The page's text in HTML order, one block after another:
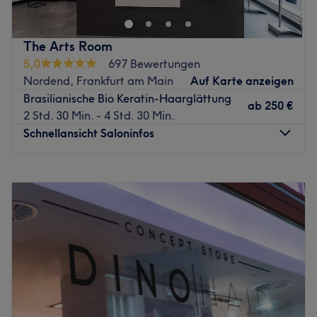
Zurück zur Salonansicht
in nur drei Minuten.
Was uns an dem Salon gefällt:
Atmosphäre:
Produkte und Produktmarken:
Extras:
The Arts Room
5,0
697 Bewertungen
Nordend, Frankfurt am Main
Auf Karte anzeigen
Brasilianische Bio Keratin-Haarglättung
2 Std. 30 Min. - 4 Std. 30 Min.
ab 250 €
Schnellansicht Saloninfos
Dienstag
15:00
19:00
Mittwoch
–19:00
10:00
Freitag
10:00–19:00
Samstag
10:00–15:00
Sonntag
Geschlossen
Ankommen. Abschalten. Gut aussehen.